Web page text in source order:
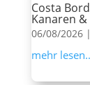
Costa
Kanaren
06/08/2026|
mehr